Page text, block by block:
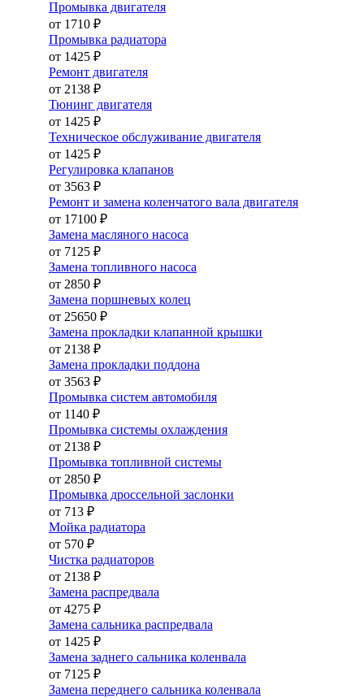
Промывка двигателя
от 1710 ₽
Промывка радиатора
от 1425 ₽
Ремонт двигателя
от 2138 ₽
Тюнинг двигателя
от 1425 ₽
Техническое обслуживание двигателя
от 1425 ₽
Регулировка клапанов
от 3563 ₽
Ремонт и замена коленчатого вала двигателя
от 17100 ₽
Замена масляного насоса
от 7125 ₽
Замена топливного насоса
от 2850 ₽
Замена поршневых колец
от 25650 ₽
Замена прокладки клапанной крышки
от 2138 ₽
Замена прокладки поддона
от 3563 ₽
Промывка систем автомобиля
от 1140 ₽
Промывка системы охлаждения
от 2138 ₽
Промывка топливной системы
от 2850 ₽
Промывка дроссельной заслонки
от 713 ₽
Мойка радиатора
от 570 ₽
Чистка радиаторов
от 2138 ₽
Замена распредвала
от 4275 ₽
Замена сальника распредвала
от 1425 ₽
Замена заднего сальника коленвала
от 7125 ₽
Замена переднего сальника коленвала